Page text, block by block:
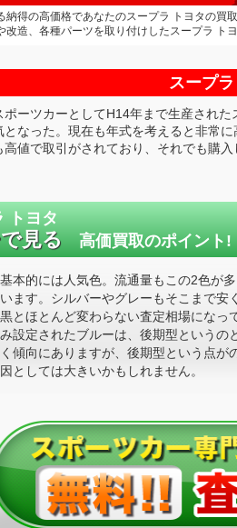
納得の高価格であなたのスープラ トヨタの買
改造、各種パーツを取り付けしたスープラ ト
スープ
ポーツカーとしてH14年まで生産され
となった。現在も年式を考えると非常
値で取引がされており、それでも購
トヨタ
見る 高価買取のポイント!
本的には人気色。流通量もこの2色が
ます。シルバーやグレーもそこまで安
とほとんど変わらない査定相場になっ
設定されたブルーは、後期型というの
傾向にありますが、後期型という点が
としては大きいかもしれません。